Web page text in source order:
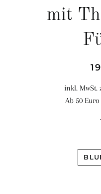
mit
inkl. MwSt.
Ab 50